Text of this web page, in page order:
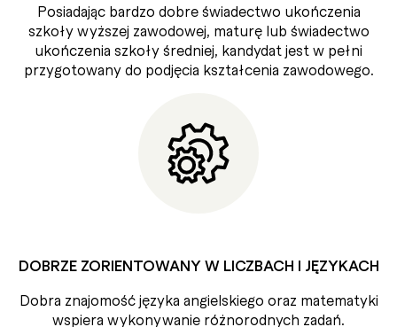
Posiadając bardzo dobre świadectwo ukończenia
szkoły wyższej zawodowej, maturę lub świadectwo
ukończenia szkoły średniej, kandydat jest w pełni
przygotowany do podjęcia kształcenia zawodowego.
DOBRZE ZORIENTOWANY W LICZBACH I JĘZYKACH
Dobra znajomość języka angielskiego oraz matematyki
wspiera wykonywanie różnorodnych zadań.